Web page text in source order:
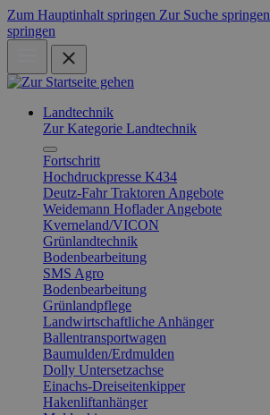
Zum Hauptinhalt springen Zur Suche springen
springen
Landtechnik
Zur Kategorie Landtechnik
Fortschritt
Hochdruckpresse K434
Deutz-Fahr Traktoren Angebote
Weidemann Hoflader Angebote
Kverneland/VICON
Grünlandtechnik
Bodenbearbeitung
SMS Agro
Bodenbearbeitung
Grünlandpflege
Landwirtschaftliche Anhänger
Ballentransportwagen
Baumulden/Erdmulden
Dolly Untersetzachse
Einachs-Dreiseitenkipper
Hakenliftanhänger